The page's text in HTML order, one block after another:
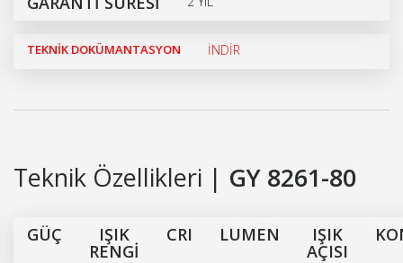
TEKNİK DOKÜMANTASYON İNDİR
Teknik Özellikleri | GY 8261-80
GÜÇ IŞIK
RENGİ
CRI LUMEN IŞIK
AÇISI